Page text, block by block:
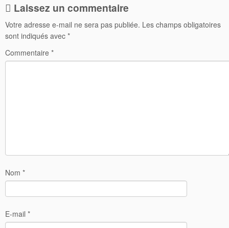
Laissez un commentaire
Votre adresse e-mail ne sera pas publiée. Les champs obligatoires
sont indiqués avec *
Commentaire *
Nom *
E-mail *